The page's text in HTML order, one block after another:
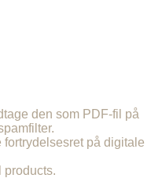
den som PDF-fil på
på digitale
products.